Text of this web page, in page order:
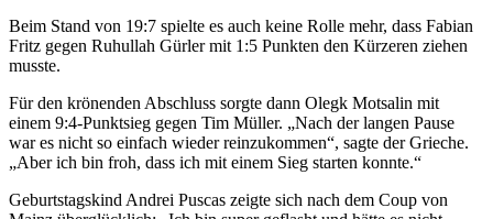
Beim Stand von 19:7 spielte es auch keine Rolle mehr, dass Fabian
Fritz gegen Ruhullah Gürler mit 1:5 Punkten den Kürzeren ziehen
musste.
Für den krönenden Abschluss sorgte dann Olegk Motsalin mit
einem 9:4-Punktsieg gegen Tim Müller. „Nach der langen Pause
war es nicht so einfach wieder reinzukommen“, sagte der Grieche.
„Aber ich bin froh, dass ich mit einem Sieg starten konnte.“
Geburtstagskind Andrei Puscas zeigte sich nach dem Coup von